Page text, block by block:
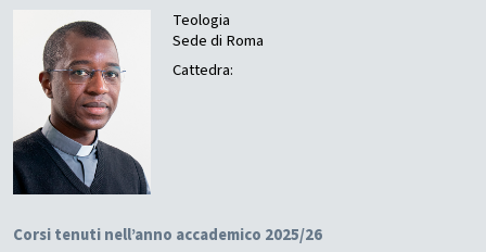
Teologia
Sede di Roma
Cattedra:
Corsi tenuti nell’anno accademico 2025/26